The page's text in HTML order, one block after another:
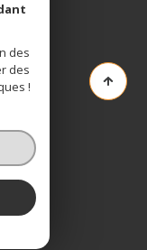
des
des
!